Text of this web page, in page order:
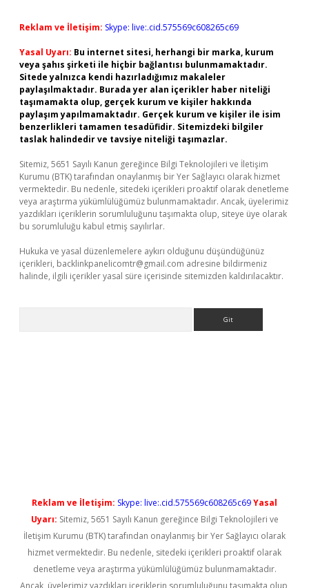
Reklam ve İletişim: Skype: live:.cid.575569c608265c69
Yasal Uyarı: Bu internet sitesi, herhangi bir marka, kurum
veya şahıs şirketi ile hiçbir bağlantısı bulunmamaktadır.
Sitede yalnızca kendi hazırladığımız makaleler
paylaşılmaktadır. Burada yer alan içerikler haber niteliği
taşımamakta olup, gerçek kurum ve kişiler hakkında
paylaşım yapılmamaktadır. Gerçek kurum ve kişiler ile isim
benzerlikleri tamamen tesadüfidir. Sitemizdeki bilgiler
taslak halindedir ve tavsiye niteliği taşımazlar.
Sitemiz, 5651 Sayılı Kanun gereğince Bilgi Teknolojileri ve İletişim
Kurumu (BTK) tarafından onaylanmış bir Yer Sağlayıcı olarak hizmet
vermektedir. Bu nedenle, sitedeki içerikleri proaktif olarak denetleme
veya araştırma yükümlülüğümüz bulunmamaktadır. Ancak, üyelerimiz
yazdıkları içeriklerin sorumluluğunu taşımakta olup, siteye üye olarak
bu sorumluluğu kabul etmiş sayılırlar.
Hukuka ve yasal düzenlemelere aykırı olduğunu düşündüğünüz
içerikleri, backlinkpanelicomtr@gmail.com adresine bildirmeniz
halinde, ilgili içerikler yasal süre içerisinde sitemizden kaldırılacaktır.
Reklam ve İletişim: Skype: live:.cid.575569c608265c69Yasal
Uyarı: Sitemiz, 5651 Sayılı Kanun gereğince Bilgi Teknolojileri ve
İletişim Kurumu (BTK) tarafından onaylanmış bir Yer Sağlayıcı olarak
hizmet vermektedir. Bu nedenle, sitedeki içerikleri proaktif olarak
denetleme veya araştırma yükümlülüğümüz bulunmamaktadır.
Ancak, üyelerimiz yazdıkları içeriklerin sorumluluğunu taşımakta olup,